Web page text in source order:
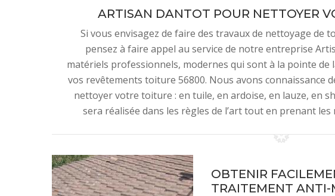
ARTISAN DANTOT POUR NETTOYER
Si vous envisagez de faire des travaux de nettoyage de
pensez à faire appel au service de notre entreprise
matériels professionnels, modernes qui sont à la pointe
vos revêtements toiture 56800. Nous avons connaissance
nettoyer votre toiture : en tuile, en ardoise, en lauze, en
sera réalisée dans les règles de l’art tout en prenant les
OBTENIR
TRAITEMENT ANTI-